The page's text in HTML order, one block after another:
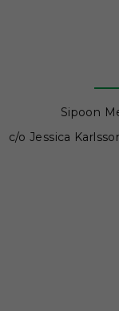
Sipoon
c/o Jessica